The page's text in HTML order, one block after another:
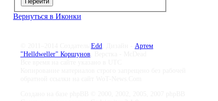
Вернуться в Иконки
Edd
Артем
"Helldweller" Коршунов